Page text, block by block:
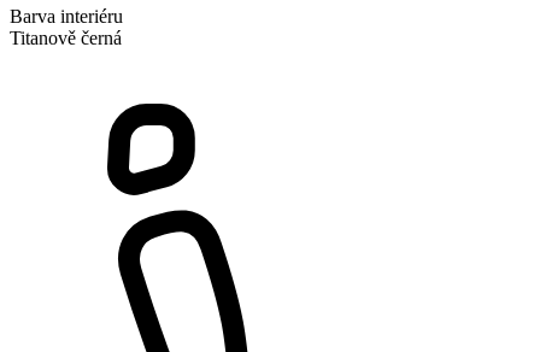
Barva interiéru
Titanově černá